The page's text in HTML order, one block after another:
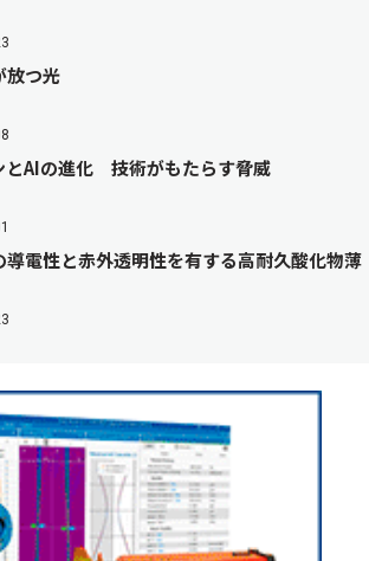
放つ光
とAIの進化 技術がもたらす脅威
導電性と赤外透明性を有する高耐久酸化物薄